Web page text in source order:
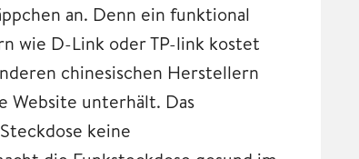
an. Denn ein funktional
wie D-Link oder TP-link kostet
chinesischen Herstellern
Website unterhält. Das
keine